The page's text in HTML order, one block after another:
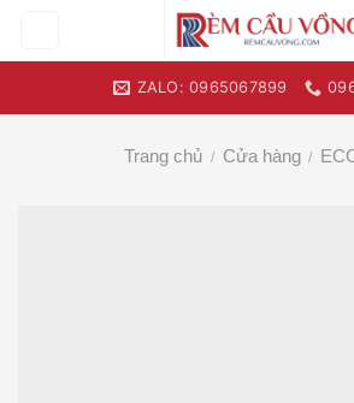
ZALO: 0965067899
Trang chủ / Cửa hàng /